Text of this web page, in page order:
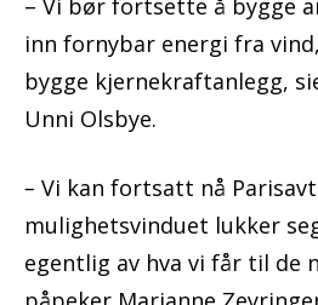
– Vi bør fortsette å bygge
inn fornybar energi fra
bygge kjernekraftanlegg,
Unni Olsbye.
– Vi kan fortsatt nå
mulighetsvinduet lukker
egentlig av hva vi får til de